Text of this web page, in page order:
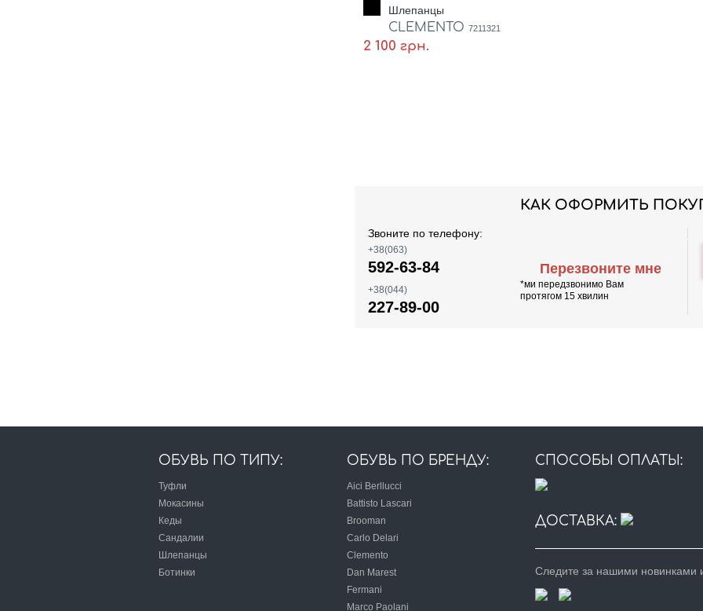
Шлепанцы
CLEMENTO 7211321
2 100 грн.
КАК ОФОРМИТЬ
Звоните по телефону:
+38(063)
592-63-84
+38(044)
227-89-00
Перезвоните мне
*ми передзвонимо Вам
протягом 15 хвилин
ОБУВЬ ПО ТИПУ:
Туфли
Мокасины
Кеды
Сандалии
Шлепанцы
Ботинки
ОБУВЬ ПО БРЕНДУ:
Aici Berllucci
Battisto Lascari
Brooman
Carlo Delari
Clemento
Dan Marest
Fermani
Marco Paolani
СПОСОБЫ ОПЛАТЫ:
ДОСТАВКА:
Следите за нашими новинками